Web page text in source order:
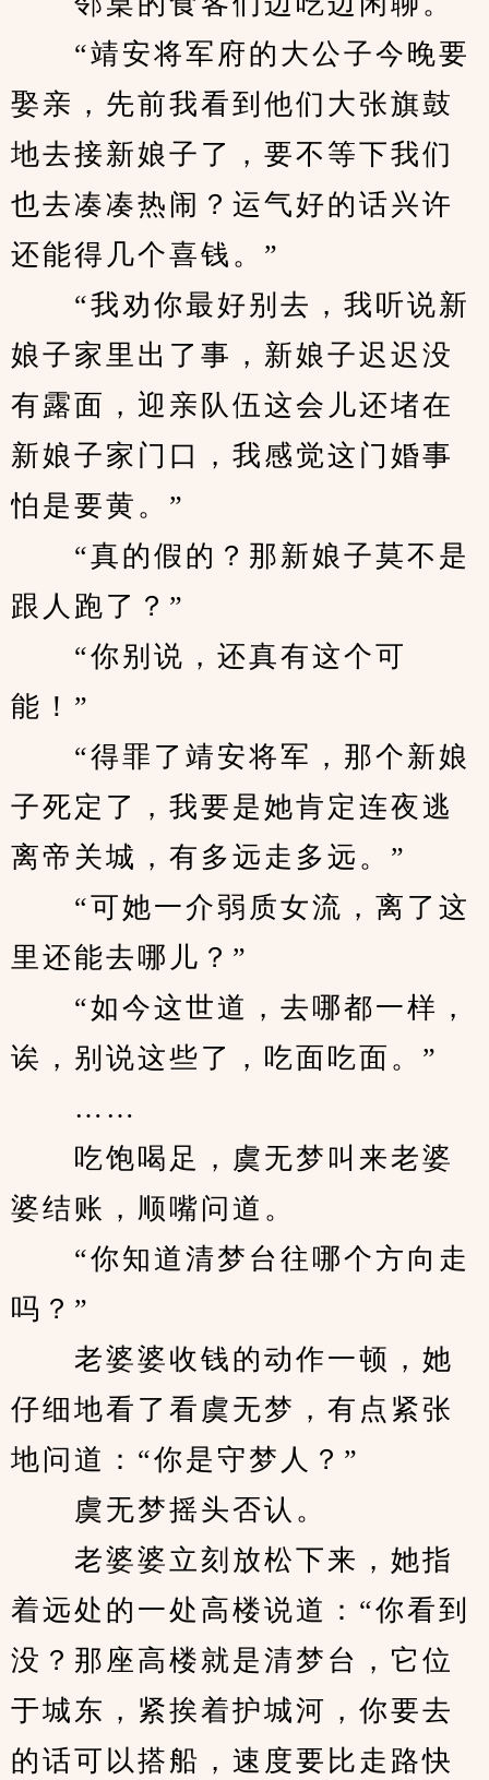
“靖安将军府的大公子今晚要
娶亲，先前我看到他们大张旗鼓
地去接新娘子了，要不等下我们
也去凑凑热闹？运气好的话兴许
还能得几个喜钱。”
“我劝你最好别去，我听说新
娘子家里出了事，新娘子迟迟没
有露面，迎亲队伍这会儿还堵在
新娘子家门口，我感觉这门婚事
怕是要黄。”
“真的假的？那新娘子莫不是
跟人跑了？”
“你别说，还真有这个可
能！”
“得罪了靖安将军，那个新娘
子死定了，我要是她肯定连夜逃
离帝关城，有多远走多远。”
“可她一介弱质女流，离了这
里还能去哪儿？”
“如今这世道，去哪都一样，
诶，别说这些了，吃面吃面。”
……
吃饱喝足，虞无梦叫来老婆
婆结账，顺嘴问道。
“你知道清梦台往哪个方向走
吗？”
老婆婆收钱的动作一顿，她
仔细地看了看虞无梦，有点紧张
地问道：“你是守梦人？”
虞无梦摇头否认。
老婆婆立刻放松下来，她指
着远处的一处高楼说道：“你看到
没？那座高楼就是清梦台，它位
于城东，紧挨着护城河，你要去
的话可以搭船，速度要比走路快